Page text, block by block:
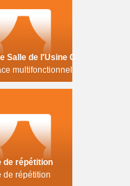
Salle de l'Usine C
multifonctionnel
de répétition
de répétition